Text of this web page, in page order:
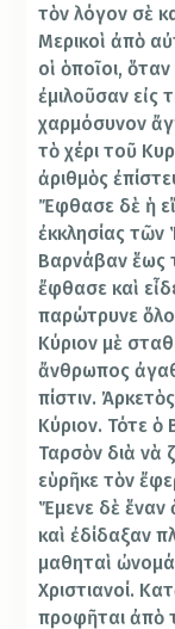
τὸν λόγον σὲ
Μερικοὶ ἀπὸ
οἱ ὁποῖοι,
ἐμιλοῦσαν εἰς
χαρμόσυνον
τὸ χέρι τοῦ
ἀριθμὸς
Ἔφθασε δὲ ἡ
ἐκκλησίας τῶν
Βαρνάβαν ἕως
ἔφθασε καὶ
παρώτρυνε
Κύριον μὲ
ἄνθρωπος
πίστιν.
Κύριον. Τότε ὁ
Ταρσὸν διὰ νὰ
εὑρῆκε τὸν
Ἕμενε δὲ ἕναν
καὶ ἐδίδαξαν
μαθηταὶ
Χριστιανοί.
προφῆται ἀπὸ